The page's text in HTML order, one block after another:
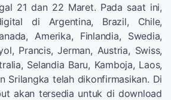
21 dan 22 Maret. Pada saat ini,
di Argentina, Brazil, Chile,
Amerika, Finlandia, Swedia,
Prancis, Jerman, Austria, Swiss,
Selandia Baru, Kamboja, Laos,
Srilangka telah dikonfirmasikan. Di
akan tersedia untuk di download